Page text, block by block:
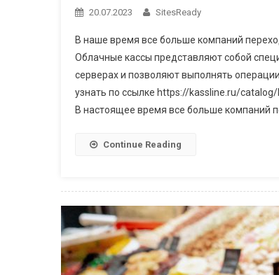
20.07.2023 SitesReady
В наше время все больше компаний
Облачные кассы представляют собой
серверах и позволяют выполнять
узнать по ссылке https://kassline.ru/
В настоящее время все больше компаний
Continue Reading